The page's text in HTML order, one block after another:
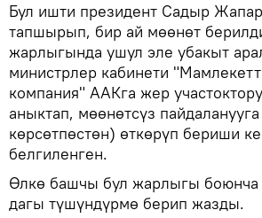
Бул ишти президент Садыр
тапшырып, бир ай мөөнөт
жарлыгында ушул эле убакыт
министрлер кабинети
компания" ААКга жер
аныктап, мөөнөтсүз
көрсөтпөстөн) өткөрүп бериши
белгиленген.
Өлкө башчы бул жарлыгы боюнча
дагы түшүндүрмө берип жазды.